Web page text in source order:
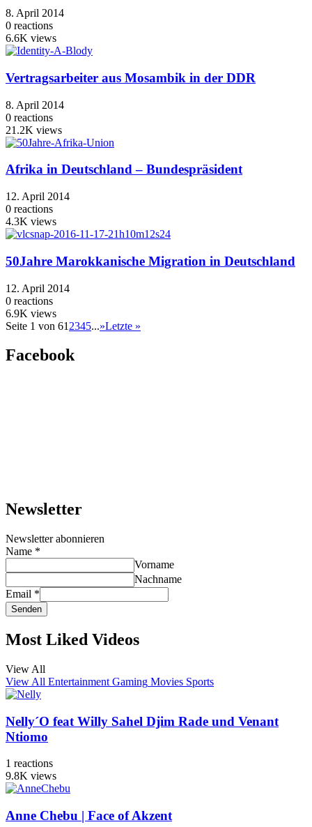
8. April 2014
0 reactions
6.6K views
Vertragsarbeiter aus Mosambik in der DDR
8. April 2014
0 reactions
21.2K views
Afrika in Deutschland – Bundespräsident
12. April 2014
0 reactions
4.3K views
50Jahre Marokkanische Migration in Deutschland
12. April 2014
0 reactions
6.9K views
Seite 1 von 61 2345...»Letzte »
Facebook
Newsletter
Newsletter abonnieren
Name *
Vorname
Nachname
Email *
Senden
Most Liked Videos
View All
View All Entertainment Gaming Movies Sports
Nelly´O feat Willy Sahel Djim Rade und Venant
Ntiomo
1 reactions
9.8K views
Anne Chebu | Face of Akzent